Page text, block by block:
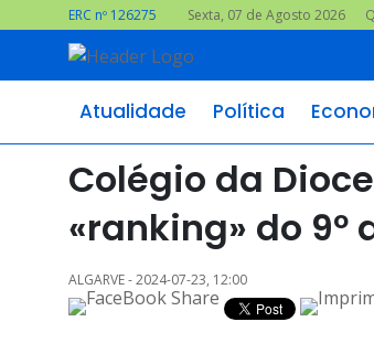
ERC nº 126275 Sexta, 07 de Agosto 2026
Atualidade Política
Colégio da
«ranking» do 9º
ALGARVE - 2024-07-23, 12:00